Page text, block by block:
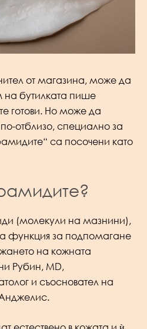
от магазина, може да
бутилката пише
готови. Но може да
отблизо, специално за
са посочени като
(молекули на мазнини),
функция за подпомагане
на кожната
Рубин, MD,
и съосновател на